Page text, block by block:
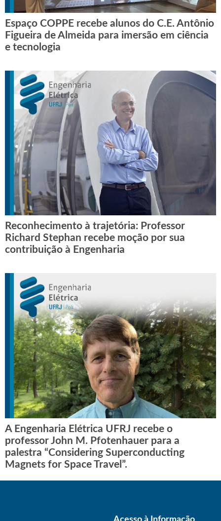
Espaço COPPE recebe alunos do C.E. Antônio
Figueira de Almeida para imersão em ciência
e tecnologia
Reconhecimento à trajetória: Professor
Richard Stephan recebe moção por sua
contribuição à Engenharia
A Engenharia Elétrica UFRJ recebe o
professor John M. Pfotenhauer para a
palestra “Considering Superconducting
Magnets for Space Travel”.